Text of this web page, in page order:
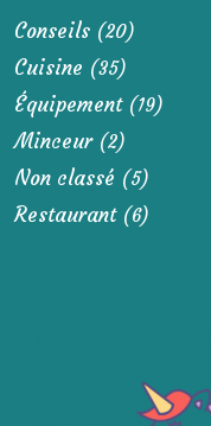
Conseils (20)
Cuisine (35)
Équipement(19)
Minceur(2)
Non classé (5)
Restaurant(6)